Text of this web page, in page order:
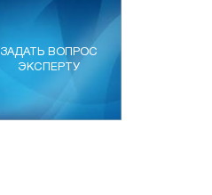
ЗАДАТЬ ВОПРОС
ЭКСПЕРТУ